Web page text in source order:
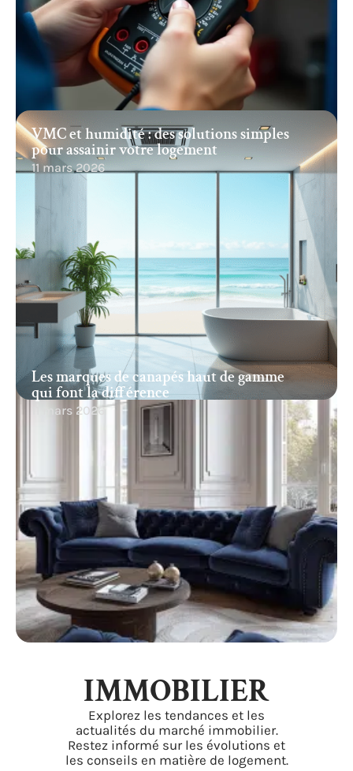
Les marques de canapés haut de gamme
qui font la différence
11 mars 2026
VMC et humidité : des solutions simples
pour assainir votre logement
11 mars 2026
IMMOBILIER
Explorez les tendances et les
actualités du marché immobilier.
Restez informé sur les évolutions et
les conseils en matière de logement.